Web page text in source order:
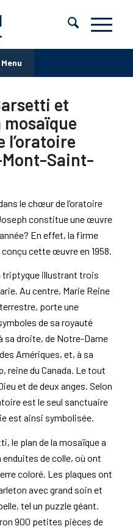
Menu
et
l’oratoire
Saint-
le chœur de l’oratoire
constitue une œuvre
En effet, la firme
cette œuvre en 1958.
triptyque illustrant trois
Au centre, Marie Reine
porte une
de sa royauté
sa droite, de Notre-Dame
Amériques, et, à sa
reine du Canada. Le tout
et de deux anges. Selon
est le seul sanctuaire
est ainsi symbolisée.
le plan de la mosaïque a
de colle, où ont
coloré. Les plaques ont
avec grand soin et
tel un puzzle géant.
900 petites pièces de